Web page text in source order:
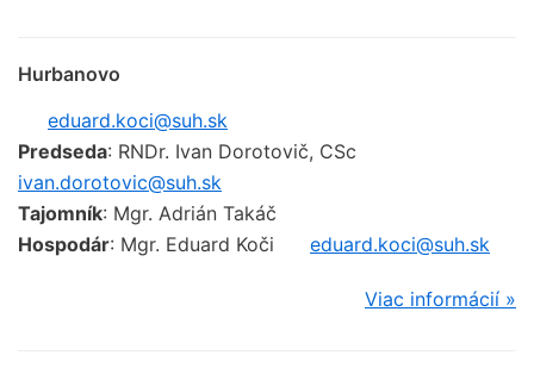
Hurbanovo
eduard.koci@suh.sk
Predseda: RNDr. Ivan Dorotovič, CSc
ivan.dorotovic@suh.sk
Tajomník: Mgr. Adrián Takáč
Hospodár: Mgr. Eduard Koči eduard.koci@suh.sk
Viac informácií »